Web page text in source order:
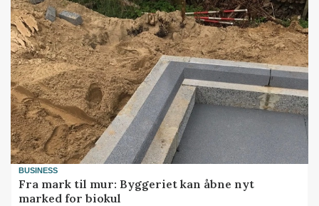
BUSINESS
Fra mark til mur: Byggeriet kan åbne nyt
marked for biokul